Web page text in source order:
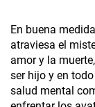
En buena
atraviesa el
amor y la
ser hijo y en
salud mental